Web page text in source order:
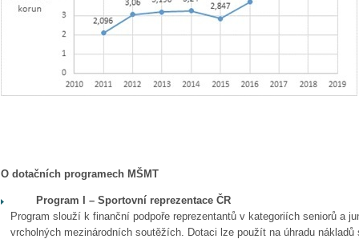
O dotačních programech MŠMT
Program I – Sportovní reprezentace ČR
Program slouží k finanční podpoře reprezentantů v kategoriích seniorů a
vrcholných mezinárodních soutěžích. Dotaci lze použít na úhradu